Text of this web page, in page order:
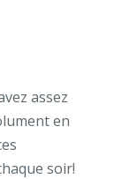
assez
en
soir!